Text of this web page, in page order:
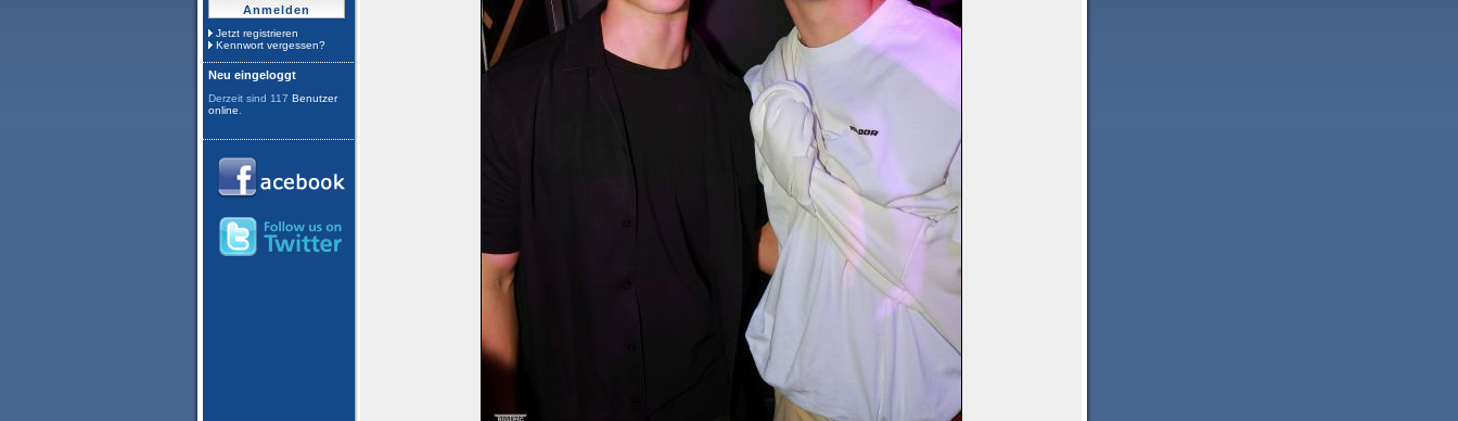
Jetzt registrieren
Kennwort vergessen?
Neu eingeloggt
Derzeit sind 117 Benutzer
online